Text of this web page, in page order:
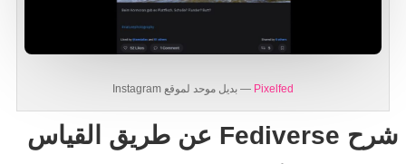
Pixelfed — بديل موحد لموقع Instagram
شرح Fediverse عن طريق القياس